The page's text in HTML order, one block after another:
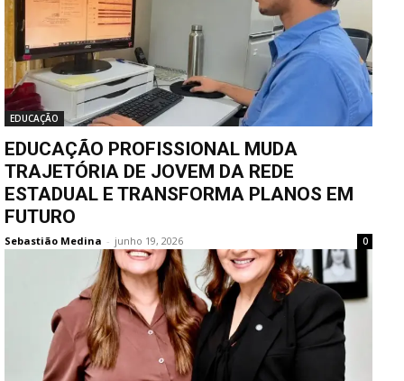
EDUCAÇÃO
EDUCAÇÃO PROFISSIONAL MUDA
TRAJETÓRIA DE JOVEM DA REDE
ESTADUAL E TRANSFORMA PLANOS EM
FUTURO
Sebastião Medina - junho 19, 2026 0